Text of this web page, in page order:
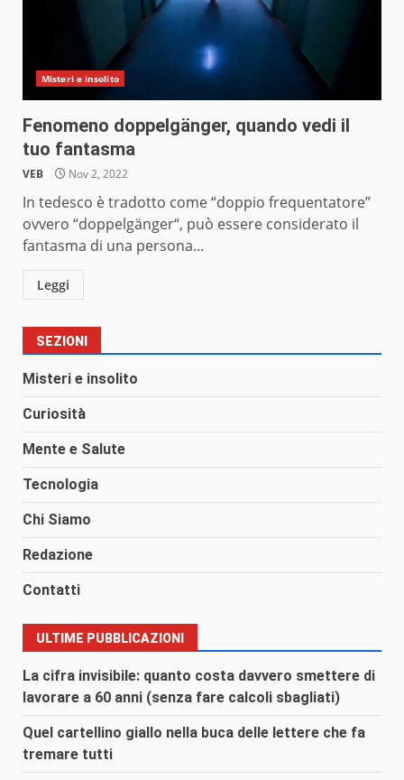
Misteri e insolito
Fenomeno doppelgänger, quando vedi il
tuo fantasma
VEB Nov 2, 2022
In tedesco è tradotto come “doppio frequentatore”
ovvero “doppelgänger“, può essere considerato il
fantasma di una persona...
Leggi
SEZIONI
Misteri e insolito
Curiosità
Mente e Salute
Tecnologia
Chi Siamo
Redazione
Contatti
ULTIME PUBBLICAZIONI
La cifra invisibile: quanto costa davvero smettere di
lavorare a 60 anni (senza fare calcoli sbagliati)
Quel cartellino giallo nella buca delle lettere che fa
tremare tutti